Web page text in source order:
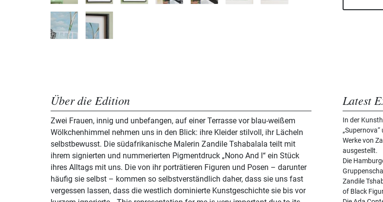
Über die Edition
Zwei Frauen, innig und unbefangen, auf einer Terrasse vor blau-weißem
Wölkchenhimmel nehmen uns in den Blick: ihre Kleider stilvoll, ihr Lächeln
selbstbewusst. Die südafrikanische Malerin Zandile Tshabalala teilt mit
ihrem signierten und nummerierten Pigmentdruck „Nono And I“ ein Stück
ihres Alltags mit uns. Die von ihr porträtieren Figuren und Posen – darunter
häufig sie selbst – kommen so selbstverständlich daher, dass sie uns fast
vergessen lassen, dass die westlich dominierte Kunstgeschichte sie bis vor
Latest
In der
Werke von
ausgestellt.
Die
Zandile
of Black